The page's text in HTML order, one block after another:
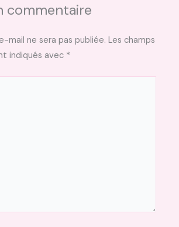
commentaire
mail ne sera pas publiée. Les champs
indiqués avec *